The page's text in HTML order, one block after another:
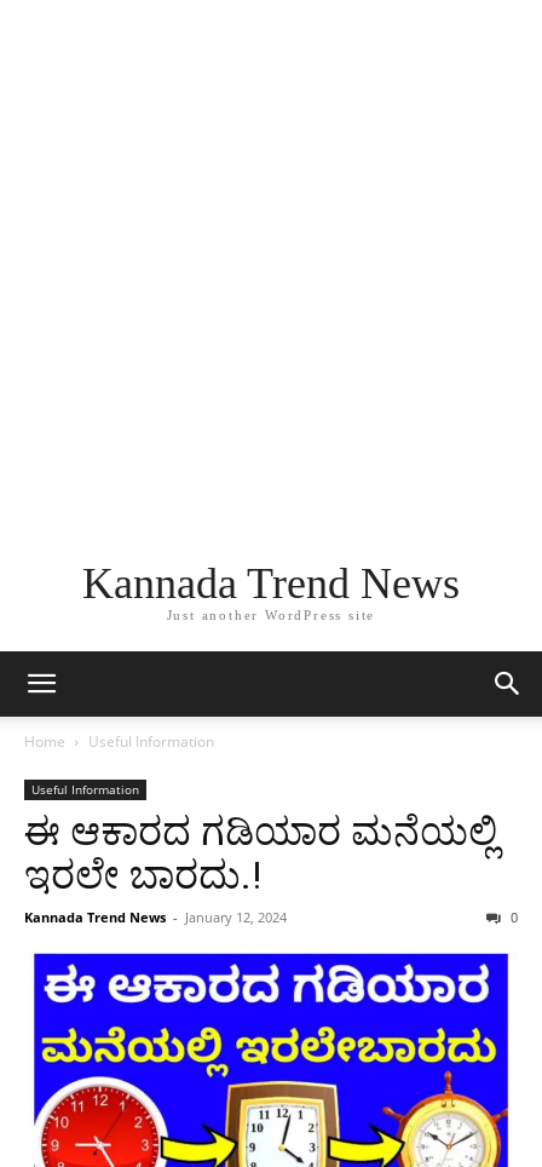
Kannada Trend News
Just another WordPress site
Home Useful Information
Useful Information
ಈ ಆಕಾರದ ಗಡಿಯಾರ ಮನೆಯಲ್ಲಿ
ಇರಲೇ ಬಾರದು.!
Kannada Trend News - January 12, 2024 0